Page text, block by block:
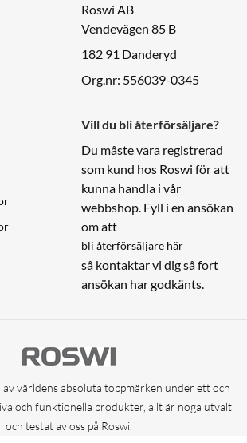
Roswi AB
Vendevägen 85 B
182 91 Danderyd
Org.nr: 556039-0345
Vill du bli återförsäljare?
Du måste vara registrerad
som kund hos Roswi för att
kunna handla i vår
webbshop. Fyll i en ansökan
om att
bli återförsäljare här
så kontaktar vi dig så fort
ansökan har godkänts.
av världens absoluta toppmärken under ett och
och funktionella produkter, allt är noga utvalt
och testat av oss på Roswi.